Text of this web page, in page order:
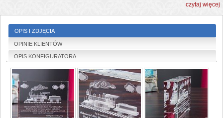
czytaj więcej
OPIS I ZDJĘCIA
OPINIE KLIENTÓW
OPIS KONFIGURATORA